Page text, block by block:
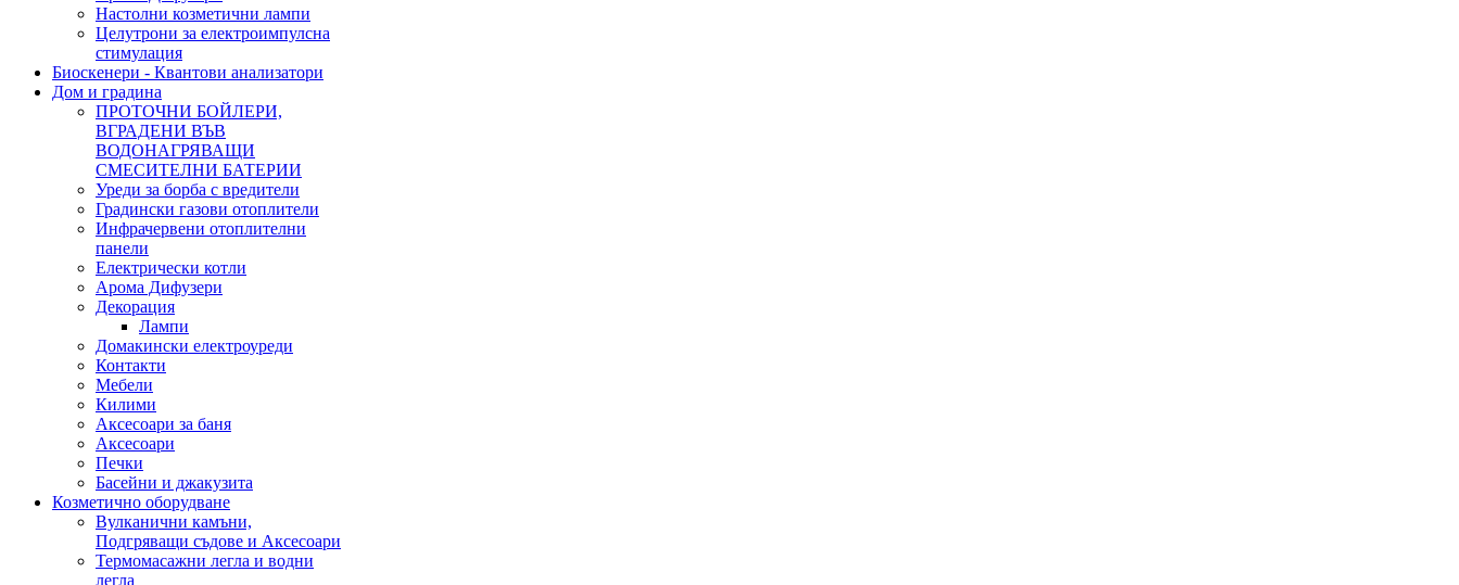
Настолни козметични лампи
Целутрони за електроимпулсна
стимулация
Биоскенери - Квантови анализатори
Дом и градина
ПРОТОЧНИ БОЙЛЕРИ,
ВГРАДЕНИ ВЪВ
ВОДОНАГРЯВАЩИ
СМЕСИТЕЛНИ БАТЕРИИ
Уреди за борба с вредители
Градински газови отоплители
Инфрачервени отоплителни
панели
Електрически котли
Арома Дифузери
Декорация
Лампи
Домакински електроуреди
Контакти
Мебели
Килими
Аксесоари за баня
Аксесоари
Печки
Басейни и джакузита
Козметично оборудване
Вулканични камъни,
Подгряващи съдове и Аксесоари
Термомасажни легла и водни
легла